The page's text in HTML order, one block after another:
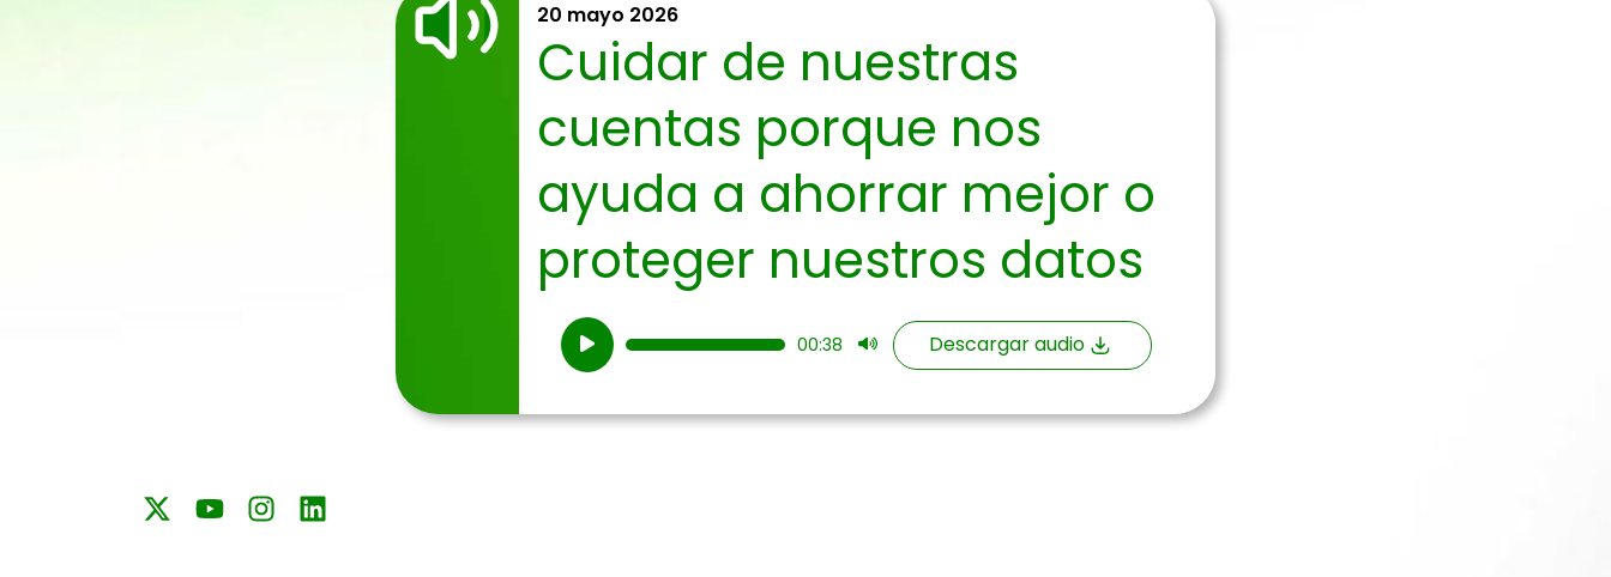
20 mayo 2026
Cuidar de nuestras
cuentas porque nos
ayuda a ahorrar mejor o
proteger nuestros datos
Reproductor
de
00:38 Descargar audio